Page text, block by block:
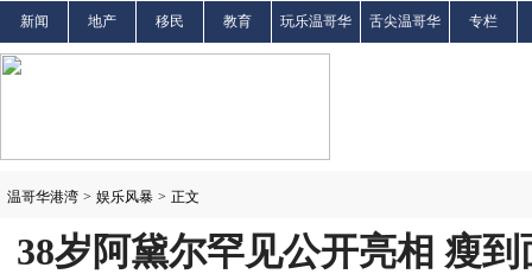
新闻 地产 移民 教育 玩乐温哥华 舌尖温哥华 专栏
温哥华港湾 > 娱乐风暴 > 正文
38岁阿黛尔罕见公开亮相 瘦